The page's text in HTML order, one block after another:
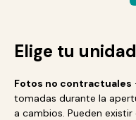
Elige tu unidad
Fotos no contractuales
tomadas durante la
a cambios. Pueden